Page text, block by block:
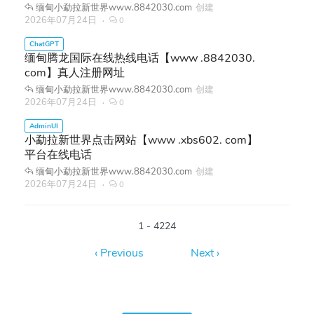
缅甸小勐拉新世界www.8842030.com 创建
2026年07月24日
0
缅甸腾龙国际在线热线电话【www .8842030.
com】真人注册网址
缅甸小勐拉新世界www.8842030.com 创建
2026年07月24日
0
小勐拉新世界点击网站【www .xbs602. com】
平台在线电话
缅甸小勐拉新世界www.8842030.com 创建
2026年07月24日
0
1 - 4224